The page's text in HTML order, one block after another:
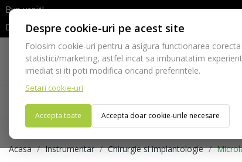
Despre cookie-uri pe acest site
Folosim cookie-uri pentru a asigura functionarea
statistici/marketing, astfel incat sa imbunatatim
imediat si iti poti modifica oricand preferintele.
Setari cookie-uri
Accepta toate Accepta doar cookie-urile necesare
Bun venit!
Dupa efectuarea comenzii va rugam sa asteptati
Telefon:
021-528 03 23
Acasa Consumabile Echipamente
Acasa Instrumentar Chirurgie si implantologie